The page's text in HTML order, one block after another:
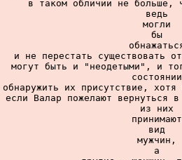
в таком обличии не больше,
ведь
могли
бы
и не перестать существовать
могут быть и "неодетыми", и
состоянии
обнаружить их присутствие,
если Валар пожелают вернуться
из них
принимают
вид
мужчин,
а